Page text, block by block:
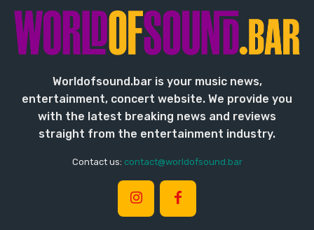
Worldofsound.bar is your music news,
entertainment, concert website. We provide you
with the latest breaking news and reviews
straight from the entertainment industry.
Contact us: contact@worldofsound.bar